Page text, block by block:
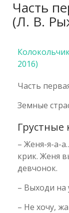
Часть
(Л. В.
2016)
Часть
Земные
Грустные
– Женя-я-а-
крик. Женя
девчонок.
– Выходи на
– Не хочу,